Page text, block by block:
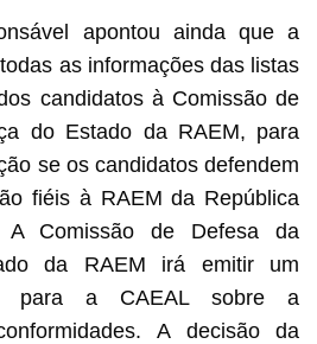
apontou ainda que a
as informações das listas
candidatos à Comissão de
do Estado da RAEM, para
se os candidatos defendem
fiéis à RAEM da República
A Comissão de Defesa da
da RAEM irá emitir um
para a CAEAL sobre a
A decisão da